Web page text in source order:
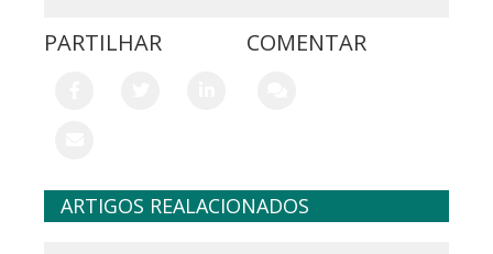
PARTILHAR COMENTAR
ARTIGOS REALACIONADOS